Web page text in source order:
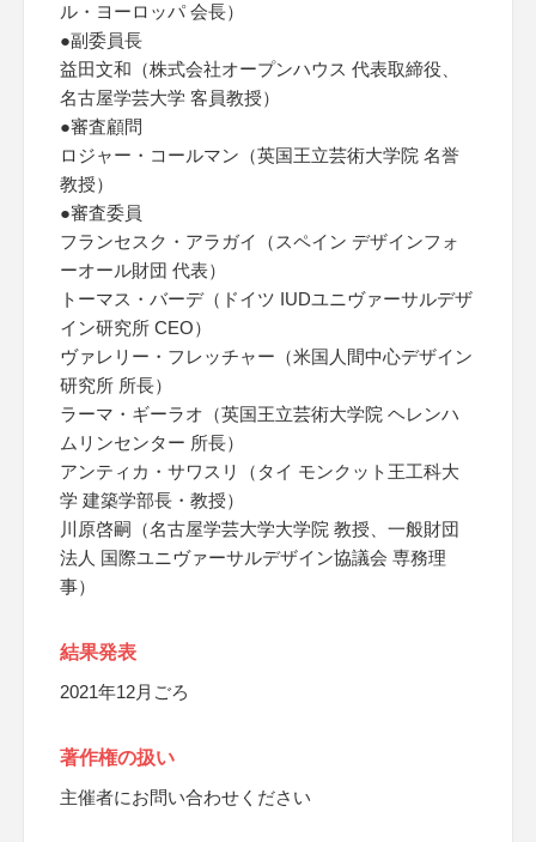
ル・ヨーロッパ 会長）
●副委員長
益田文和（株式会社オープンハウス 代表取締役、
名古屋学芸大学 客員教授）
●審査顧問
ロジャー・コールマン（英国王立芸術大学院 名誉
教授）
●審査委員
フランセスク・アラガイ（スペイン デザインフォ
ーオール財団 代表）
トーマス・バーデ（ドイツ IUDユニヴァーサルデザ
イン研究所 CEO）
ヴァレリー・フレッチャー（米国人間中心デザイン
研究所 所長）
ラーマ・ギーラオ（英国王立芸術大学院 ヘレンハ
ムリンセンター 所長）
アンティカ・サワスリ（タイ モンクット王工科大
学 建築学部長・教授）
川原啓嗣（名古屋学芸大学大学院 教授、一般財団
法人 国際ユニヴァーサルデザイン協議会 専務理
事）
結果発表
2021年12月ごろ
著作権の扱い
主催者にお問い合わせください